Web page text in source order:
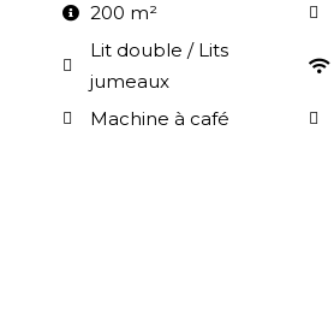
200 m²
Lit double / Lits
jumeaux
Machine à café